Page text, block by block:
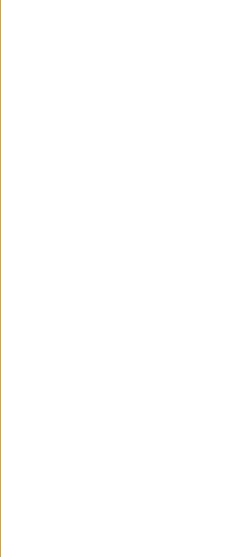
tartalom található!
okai, tünetei és kezelési
(BNO: A6380 ICD11: 1A9Z)
okai,